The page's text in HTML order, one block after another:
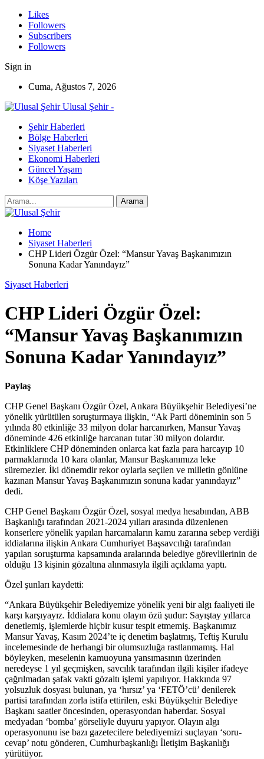
Likes
Followers
Subscribers
Followers
Sign in
Cuma, Ağustos 7, 2026
Ulusal Şehir -
Şehir Haberleri
Bölge Haberleri
Siyaset Haberleri
Ekonomi Haberleri
Güncel Yaşam
Köşe Yazıları
Home
Siyaset Haberleri
CHP Lideri Özgür Özel: “Mansur Yavaş Başkanımızın
Sonuna Kadar Yanındayız”
Siyaset Haberleri
CHP Lideri Özgür Özel:
“Mansur Yavaş Başkanımızın
Sonuna Kadar Yanındayız”
Paylaş
CHP Genel Başkanı Özgür Özel, Ankara Büyükşehir Belediyesi’ne
yönelik yürütülen soruşturmaya ilişkin, “Ak Parti döneminin son 5
yılında 80 etkinliğe 33 milyon dolar harcanırken, Mansur Yavaş
döneminde 426 etkinliğe harcanan tutar 30 milyon dolardır.
Etkinliklere CHP döneminden onlarca kat fazla para harcayıp 10
parmaklarında 10 kara olanlar, Mansur Başkanımıza leke
süremezler. İki dönemdir rekor oylarla seçilen ve milletin gönlüne
kazınan Mansur Yavaş Başkanımızın sonuna kadar yanındayız”
dedi.
CHP Genel Başkanı Özgür Özel, sosyal medya hesabından, ABB
Başkanlığı tarafından 2021-2024 yılları arasında düzenlenen
konserlere yönelik yapılan harcamaların kamu zararına sebep verdiği
iddialarına ilişkin Ankara Cumhuriyet Başsavcılığı tarafından
yapılan soruşturma kapsamında aralarında belediye görevlilerinin de
olduğu 13 kişinin gözaltına alınmasıyla ilgili açıklama yaptı.
Özel şunları kaydetti:
“Ankara Büyükşehir Belediyemize yönelik yeni bir algı faaliyeti ile
karşı karşıyayız. İddialara konu olayın özü şudur: Sayıştay yıllarca
denetlemiş, işlemlerde hiçbir kusur tespit etmemiş. Başkanımız
Mansur Yavaş, Kasım 2024’te iç denetim başlatmış, Teftiş Kurulu
incelemesinde de herhangi bir olumsuzluğa rastlanmamış. Hal
böyleyken, meselenin kamuoyuna yansımasının üzerinden
neredeyse 1 yıl geçmişken, savcılık tarafından ilgili kişiler ifadeye
çağrılmadan şafak vakti gözaltı işlemi yapılıyor. Hakkında 97
yolsuzluk dosyası bulunan, ya ‘hırsız’ ya ‘FETÖ’cü’ denilerek
partisi tarafından zorla istifa ettirilen, eski Büyükşehir Belediye
Başkanı saatler öncesinden, operasyondan haberdar. Sosyal
medyadan ‘bomba’ görseliyle duyuru yapıyor. Olayın algı
operasyonunu ise bazı gazetecilere belediyemizi suçlayan ‘soru-
cevap’ notu gönderen, Cumhurbaşkanlığı İletişim Başkanlığı
yürütüyor.